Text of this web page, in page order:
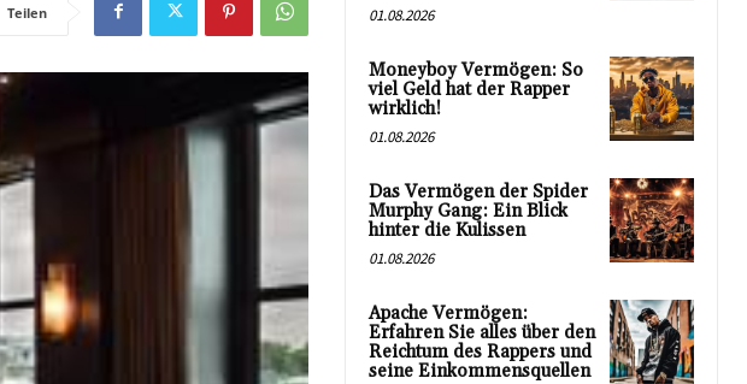
Teilen 01.08.2026
Moneyboy Vermögen: So
viel Geld hat der Rapper
wirklich!
01.08.2026
Das Vermögen der Spider
Murphy Gang: Ein Blick
hinter die Kulissen
01.08.2026
Apache Vermögen:
Erfahren Sie alles über den
Reichtum des Rappers und
seine Einkommensquellen